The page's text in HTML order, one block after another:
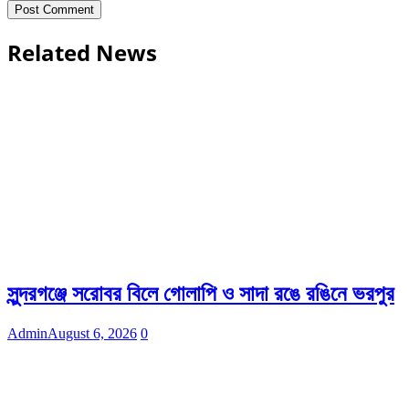
Related News
সুন্দরগঞ্জে সরোবর বিলে গোলাপি ও সাদা রঙে রঙিনে ভরপুর
AdminAugust 6, 2026 0